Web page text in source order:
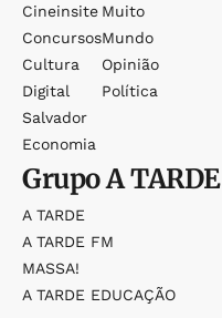
Cineinsite
Concursos
Cultura
Digital
Salvador
Economia
Muito
Mundo
Opinião
Política
GrupoA TARDE
A TARDE
A TARDE FM
MASSA!
A TARDE EDUCAÇÃO